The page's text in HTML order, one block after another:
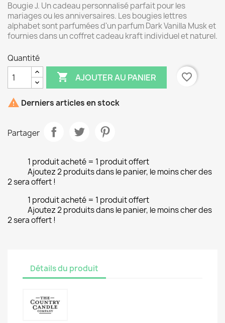
Bougie J. Un cadeau personnalisé parfait pour les
mariages ou les anniversaires. Les bougies lettres
alphabet sont parfumées d'un parfum Dark Vanilla Musk et
fournies dans un coffret cadeau kraft individuel et naturel.
Quantité
 AJOUTER AU PANIER favorite_border
 Derniers articles en stock
Partager
1 produit acheté = 1 produit offert
Ajoutez 2 produits dans le panier, le moins cher des
2 sera offert !
1 produit acheté = 1 produit offert
Ajoutez 2 produits dans le panier, le moins cher des
2 sera offert !
Détails du produit